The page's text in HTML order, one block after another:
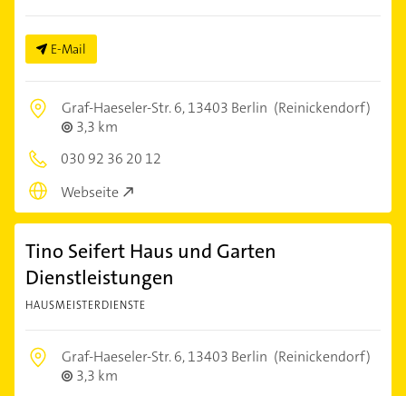
E-Mail
Graf-Haeseler-Str. 6,13403 Berlin (Reinickendorf)
3,3 km
030 92 36 20 12
Webseite
Tino Seifert Haus und Garten
Dienstleistungen
HAUSMEISTERDIENSTE
Graf-Haeseler-Str. 6,13403 Berlin (Reinickendorf)
3,3 km